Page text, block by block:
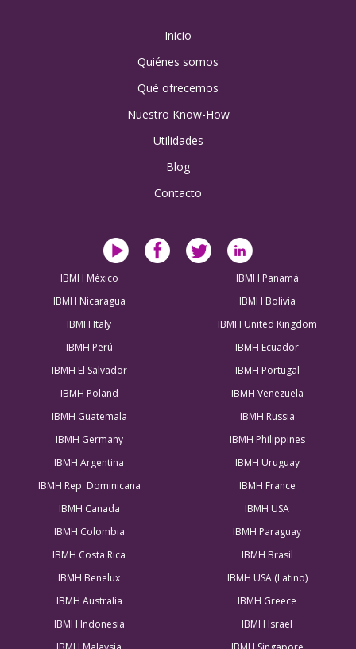
Inicio
Quiénes somos
Qué ofrecemos
Nuestro Know-How
Utilidades
Blog
Contacto
IBMH México
IBMH Panamá
IBMH Nicaragua
IBMH Bolivia
IBMH Italy
IBMH United Kingdom
IBMH Perú
IBMH Ecuador
IBMH El Salvador
IBMH Portugal
IBMH Poland
IBMH Venezuela
IBMH Guatemala
IBMH Russia
IBMH Germany
IBMH Philippines
IBMH Argentina
IBMH Uruguay
IBMH Rep. Dominicana
IBMH France
IBMH Canada
IBMH USA
IBMH Colombia
IBMH Paraguay
IBMH Costa Rica
IBMH Brasil
IBMH Benelux
IBMH USA (Latino)
IBMH Australia
IBMH Greece
IBMH Indonesia
IBMH Israel